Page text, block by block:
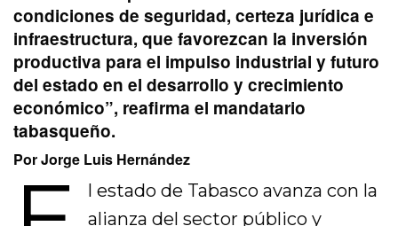
condiciones de seguridad, certeza jurídica e
infraestructura, que favorezcan la inversión
productiva para el impulso industrial y futuro
del estado en el desarrollo y crecimiento
económico”, reafirma el mandatario
tabasqueño.
Por Jorge Luis Hernández
l estado de Tabasco avanza con la
alianza del sector público y